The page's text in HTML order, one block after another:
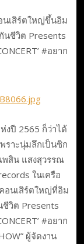
นเสิร์ตใหญ่ขึ้นอิม
นชีวิต Presents
#อยาก
งปี 2565 ก็ว่าได้
ราะนุ่มลึกเป็นซิก
พสิน แสงสุวรรณ
ในเครือ
อนเสิร์ตใหญ่ที่อิม
ชีวิต Presents
#อยาก
ผู้จัดงาน